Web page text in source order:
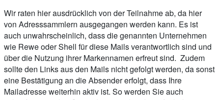
Wir raten hier ausdrücklich von der Teilnahme ab, da hier
von Adresssammlern ausgegangen werden kann. Es ist
auch unwahrscheinlich, dass die genannten Unternehmen
wie Rewe oder Shell für diese Mails verantwortlich sind und
über die Nutzung ihrer Markennamen erfreut sind. Zudem
sollte den Links aus den Mails nicht gefolgt werden, da sonst
eine Bestätigung an die Absender erfolgt, dass Ihre
Mailadresse weiterhin aktiv ist. So werden Sie auch